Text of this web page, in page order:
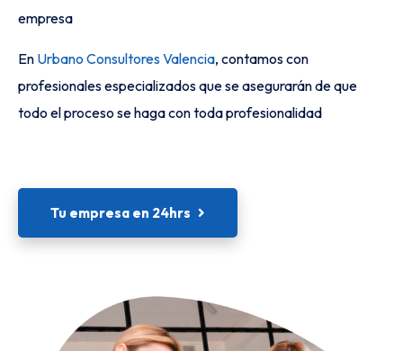
empresa
En Urbano Consultores Valencia, contamos con
profesionales especializados que se asegurarán de que
todo el proceso se haga con toda profesionalidad
Tu empresa en 24hrs